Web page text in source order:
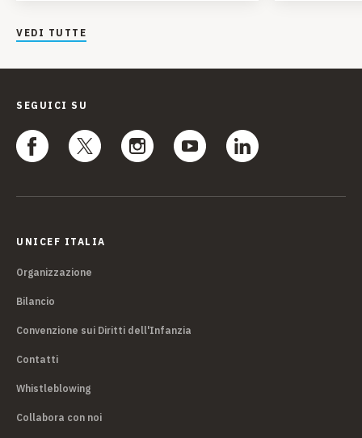
VEDI TUTTE
SEGUICI SU
UNICEF ITALIA
Organizzazione
Bilancio
Convenzione sui Diritti dell'Infanzia
Contatti
Whistleblowing
Collabora con noi